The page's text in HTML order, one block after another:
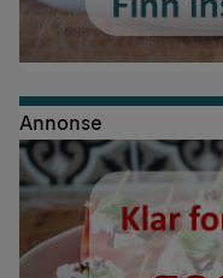
Annonse